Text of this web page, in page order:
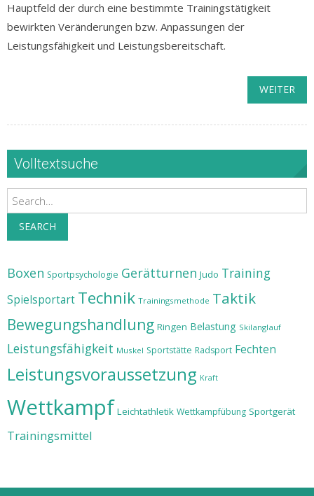
Hauptfeld der durch eine bestimmte Trainingstätigkeit
bewirkten Veränderungen bzw. Anpassungen der
Leistungsfähigkeit und Leistungsbereitschaft.
WEITER
Volltextsuche
Search
SEARCH
Boxen Sportpsychologie Gerätturnen Judo Training
Spielsportart Technik Trainingsmethode Taktik
Bewegungshandlung Ringen Belastung Skilanglauf
Leistungsfähigkeit Muskel Sportstätte Radsport Fechten
Leistungsvoraussetzung Kraft
Wettkampf Leichtathletik Wettkampfübung Sportgerät
Trainingsmittel